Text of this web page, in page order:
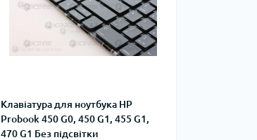
Клавіатура для ноутбука HP
Probook 450 G0, 450 G1, 455 G1,
470 G1 Без підсвітки